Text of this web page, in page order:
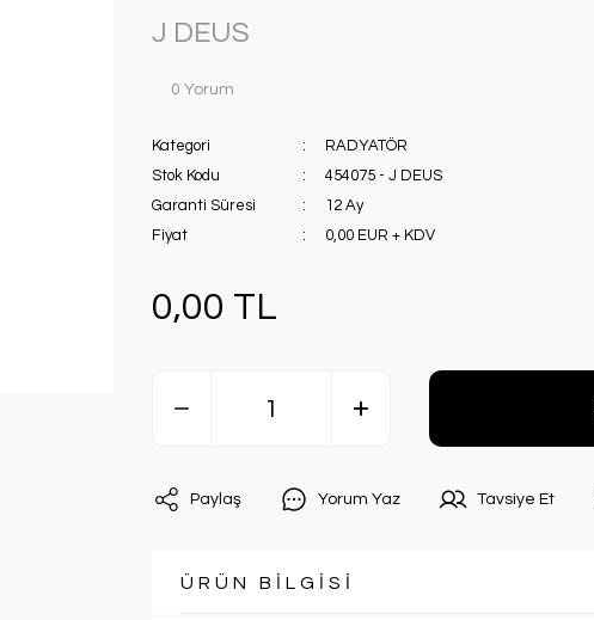
J DEUS
0 Yorum
Kategori
RADYATÖR
Stok Kodu
454075 - J DEUS
Garanti Süresi
12 Ay
Fiyat
0,00 EUR + KDV
0,00 TL
Paylaş Yorum Yaz Tavsiye Et
ÜRÜN BİLGİSİ